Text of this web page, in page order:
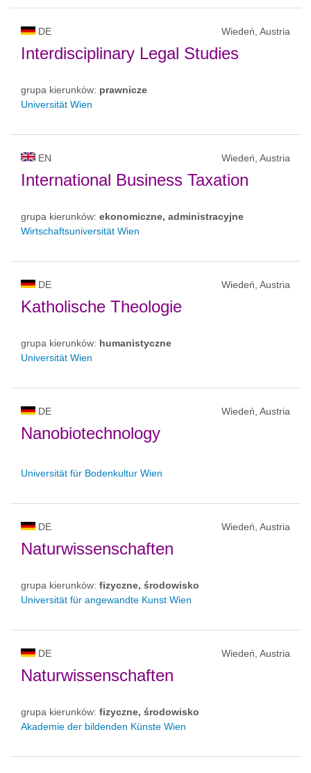
DE Wiedeń, Austria
Interdisciplinary Legal Studies
grupa kierunków: prawnicze
Universität Wien
EN Wiedeń, Austria
International Business Taxation
grupa kierunków: ekonomiczne, administracyjne
Wirtschaftsuniversität Wien
DE Wiedeń, Austria
Katholische Theologie
grupa kierunków: humanistyczne
Universität Wien
DE Wiedeń, Austria
Nanobiotechnology
Universität für Bodenkultur Wien
DE Wiedeń, Austria
Naturwissenschaften
grupa kierunków: fizyczne, środowisko
Universität für angewandte Kunst Wien
DE Wiedeń, Austria
Naturwissenschaften
grupa kierunków: fizyczne, środowisko
Akademie der bildenden Künste Wien